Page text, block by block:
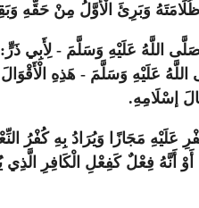
وَبَرِئَ الْأَوَّلُ مِنْ حَقِّهِ
اللَّهُ عَلَيْهِ وَسَلَّمَ -
اللَّهُ عَلَيْهِ وَسَلَّمَ - هَذِهِ
إسْلَامِهِ.
عَلَيْهِ مَجَازًا وَيُرَادُ بِهِ
أَنَّهُ فِعْلٌ كَفِعْلِ الْكَافِرِ الَّذِي